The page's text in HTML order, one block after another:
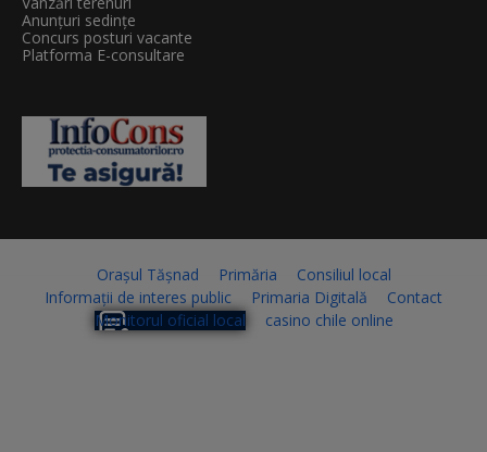
Anunțuri sedințe
Concurs posturi vacante
Platforma E-consultare
Orașul Tășnad Primăria
Consiliul local
Informații de interes public
Primaria Digitală
Contact
Monitorul oficial local
casino chile online